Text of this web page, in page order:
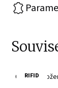
RIFID
Červený